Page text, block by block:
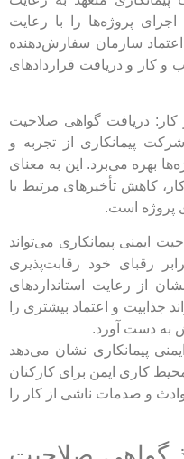
اجرای پروژه‌ها را با رعایت
سازمان سفارش‌دهنده
کار و دریافت قراردادهای
دریافت گواهی صلاحیت
پیمانکاری از تجربه و
بهره می‌برد. این به معنای
کاهش تأخیرهای مرتبط با
پروژه است.
ایمنی پیمانکاری می‌تواند
رقبای خود رقابت‌پذیری
از رعایت استانداردهای
جذابیت و اعتماد بیشتری را
به دست آورد.
پیمانکاری نشان می‌دهد
کاری ایمن برای کارکنان
و صدمات ناشی از کار را